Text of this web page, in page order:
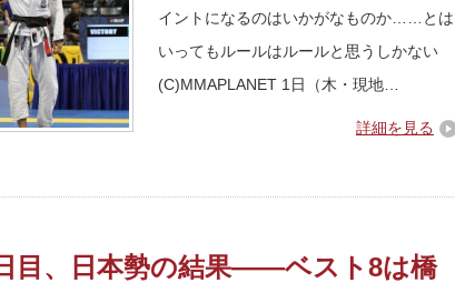
イントになるのはいかがなものか……とは
いってもルールはルールと思うしかない
(C)MMAPLANET 1日（木・現地…
詳細を見る
目、日本勢の結果――ベスト8は橋